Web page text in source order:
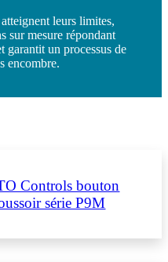
leurs limites,
sur mesure répondant
garantit un processus de
encombre.
Controls bouton
série P9M